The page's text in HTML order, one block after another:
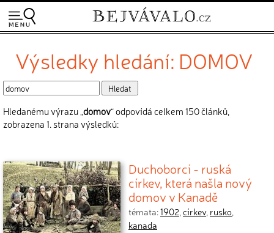
Výsledky hledání: DOMOV
Hledanému výrazu „domov“ odpovídá celkem 150 článků,
zobrazena 1. strana výsledků:
Duchoborci - ruská
církev, která našla nový
domov v Kanadě
témata:1902,církev, rusko,
kanada